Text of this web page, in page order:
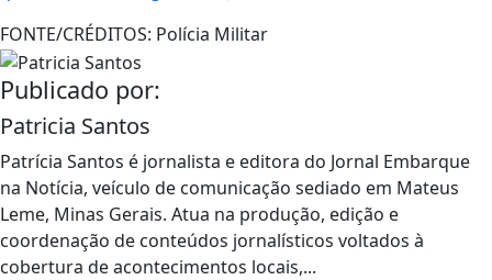
FONTE/CRÉDITOS: Polícia Militar
Publicado por:
Patricia Santos
Patrícia Santos é jornalista e editora do Jornal Embarque
na Notícia, veículo de comunicação sediado em Mateus
Leme, Minas Gerais. Atua na produção, edição e
coordenação de conteúdos jornalísticos voltados à
cobertura de acontecimentos locais,...